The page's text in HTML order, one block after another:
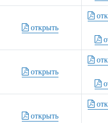
открыть
открыть
открыть